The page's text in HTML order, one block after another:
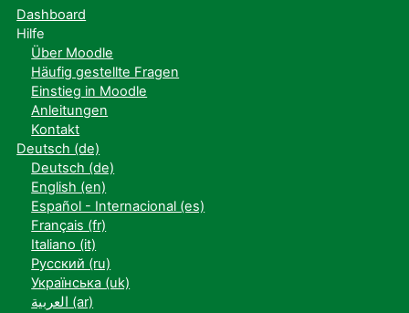
Dashboard
Hilfe
Über Moodle
Häufig gestellte Fragen
Einstieg in Moodle
Anleitungen
Kontakt
Deutsch ‎(de)‎
Deutsch ‎(de)‎
English ‎(en)‎
Español - Internacional ‎(es)‎
Français ‎(fr)‎
Italiano ‎(it)‎
Русский ‎(ru)‎
Українська ‎(uk)‎
العربية ‎(ar)‎